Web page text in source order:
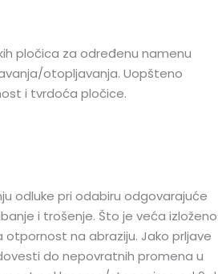
pločica za određenu namenu
otopljavanja. Uopšteno
i tvrdoća pločice.
odluke pri odabiru odgovarajuće
i trošenje. Što je veća
na abraziju. Jako prljave
do nepovratnih promena u